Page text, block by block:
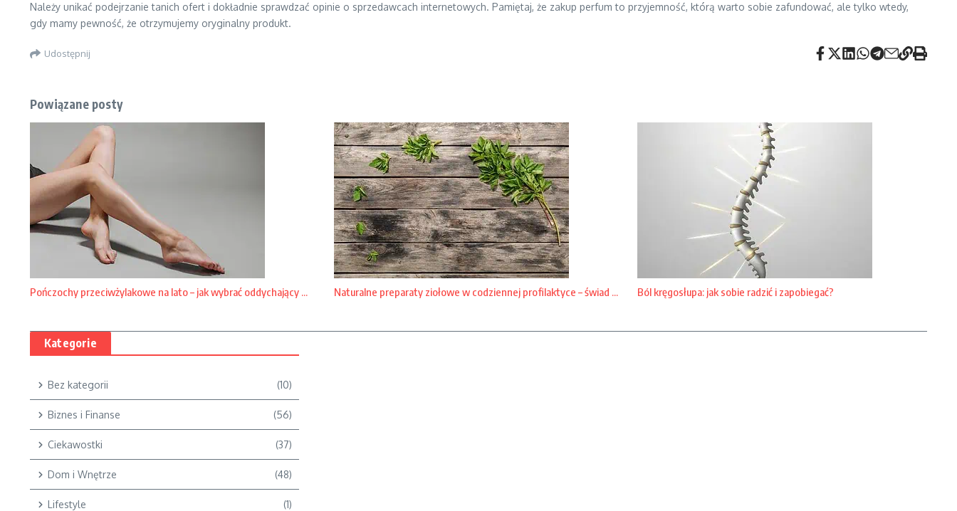
Należy unikać podejrzanie tanich ofert i dokładnie sprawdzać opinie o sprzedawcach internetowych. Pamiętaj, że zakup perfum to przyjemność, którą warto sobie zafundować, ale tylko wtedy,
gdy mamy pewność, że otrzymujemy oryginalny produkt.
Udostępnij
Powiązane posty
Pończochy przeciwżylakowe na lato – jak wybrać oddychający ... Naturalne preparaty ziołowe w codziennej profilaktyce – świad ... Ból kręgosłupa: jak sobie radzić i zapobiegać?
Kategorie
Bez kategorii (10)
Biznes i Finanse (56)
Ciekawostki (37)
Dom i Wnętrze (48)
Lifestyle (1)